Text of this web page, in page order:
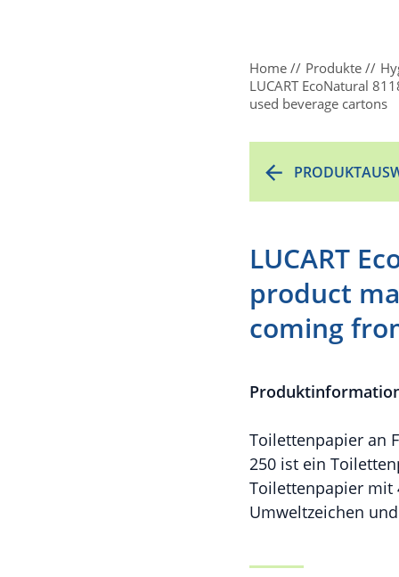
Home Produkte
LUCART EcoNatural
used beverage cartons
LUCART
product
coming
Toilettenpapier an
250 ist ein
Toilettenpapier mit
Umweltzeichen